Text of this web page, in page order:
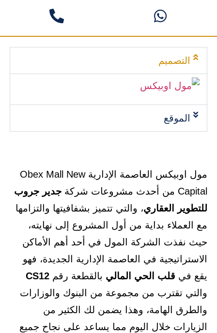
التصميم
الموقع
مول اوبيكس العاصمة الإدارية Obex Mall New
Capital من أحدث مشروعات شركة
جدير جروب
للتطوير العقاري، والتي تتميز بشفافيتها والتزامها
مع العملاء بداية من أول المشروع إلى نهايته،
حيث نفذت الشركة المول في أحد أهم الأماكن
الاستراتيجية في العاصمة الإدارية الجديدة، فهو
يقع في قلب الحي المالي بالقطعة رقم CS12
والتي تقترب من مجموعة من البنوك والوزارات
والطرق الهامة، وهذا يضمن لك الكثير من
الزيارات خلال اليوم مما يساعد على نجاح جميع